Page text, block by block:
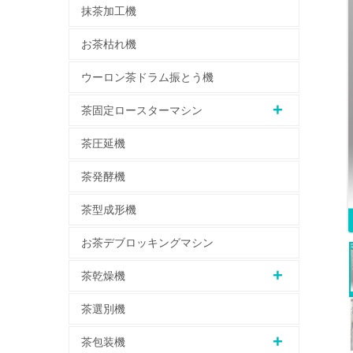
抹茶加工機
お茶枯れ機
ウーロン茶ドラム振とう機
茶固定ロースターマシン
茶圧延機
茶発酵機
茶型成形機
お茶デブロッキングマシン
茶乾燥機
茶選別機
茶包装機